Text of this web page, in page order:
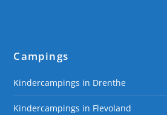
Campings
Kindercampings in Drenthe
Kindercampings in Flevoland